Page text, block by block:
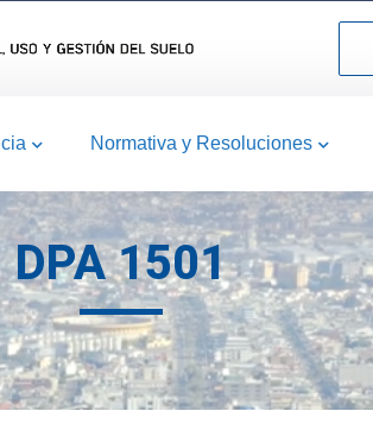
Normativa y Resoluciones
DPA 1501